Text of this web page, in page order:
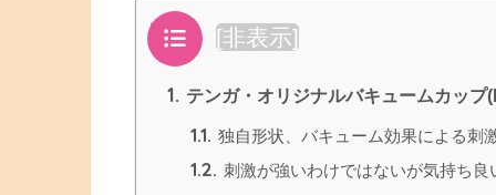
目次 [非表示]
1. テンガ・オリジナルバキュームカップ
1.1. 独自形状、バキューム効果による刺
1.2. 刺激が強いわけではないが気持ち良